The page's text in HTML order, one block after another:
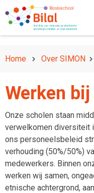
Home Over SIMON
Werken bij
Onze scholen staan
verwelkomen diversiteit
ons personeelsbeleid
verhouding (50%/50%)
medewerkers. Binnen
werken wij samen,
etnische achtergrond,